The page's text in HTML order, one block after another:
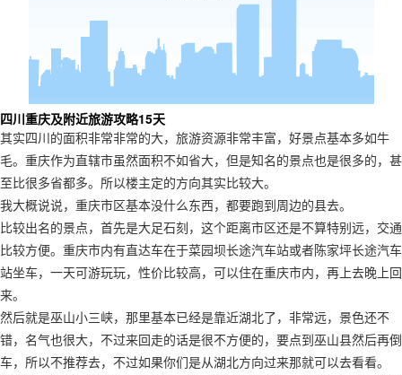
四川重庆及附近旅游攻略15天
其实四川的面积非常非常的大，旅游资源非常丰富，好景点基本多如牛
毛。重庆作为直辖市虽然面积不如省大，但是知名的景点也是很多的，甚
至比很多省都多。所以楼主定的方向其实比较大。
我大概说说，重庆市区基本没什么东西，都要跑到周边的县去。
比较出名的景点，首先是大足石刻，这个距离市区还是不算特别远，交通
比较方便。重庆市内有直达车在于菜园坝长途汽车站或者陈家坪长途汽车
站坐车，一天可游玩玩，性价比较高，可以住在重庆市内，再上去晚上回
来。
然后就是巫山小三峡，那里基本已经是靠近湖北了，非常远，景色还不
错，名气也很大，不过来回走的话是很不方便的，要点到巫山县然后再倒
车，所以不推荐去，不过如果你们是从湖北方向过来那就可以去看看。